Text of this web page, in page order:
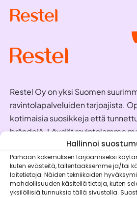
Hallinnoi
Parhaan kokemuksen tarjoamiseksi
kuten evästeitä, tallentaaksemme ja/tai
laitetietoja. Näiden tekniikoiden
mahdollisuuden käsitellä tietoja, kuten
yksilöllisiä tunnuksia tällä sivustolla.
Restel Oy on yksi Suomen
ravintolapalveluiden tarjoajista.
kotimaisia suosikkeja että
brändejä. Löydät ravintolamme
valmiina palvelemaan juuri sinua!
Oivaraportit
Brändit